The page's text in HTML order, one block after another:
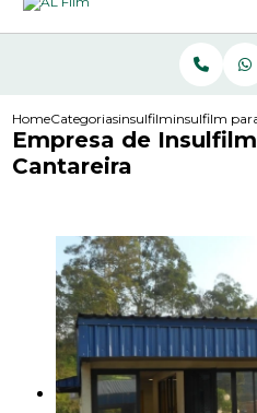
HomeCategoriasinsulfilminsulfilm
Empresa de
Cantareira